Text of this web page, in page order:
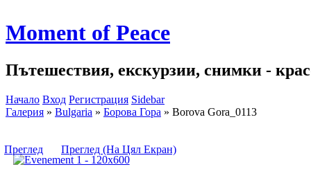
Moment of Peace
Пътешествия, екскурзии, снимки -
Начало Вход Регистрация Sidebar
Галерия » Bulgaria » Борова Гора » Borova Gora_0113
Преглед Преглед (На Цял Екран)